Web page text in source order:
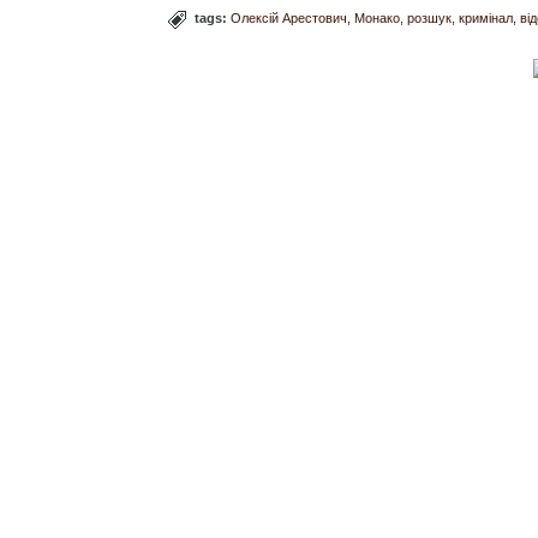
tags: Олексій Арестович Монако розшук кримінал